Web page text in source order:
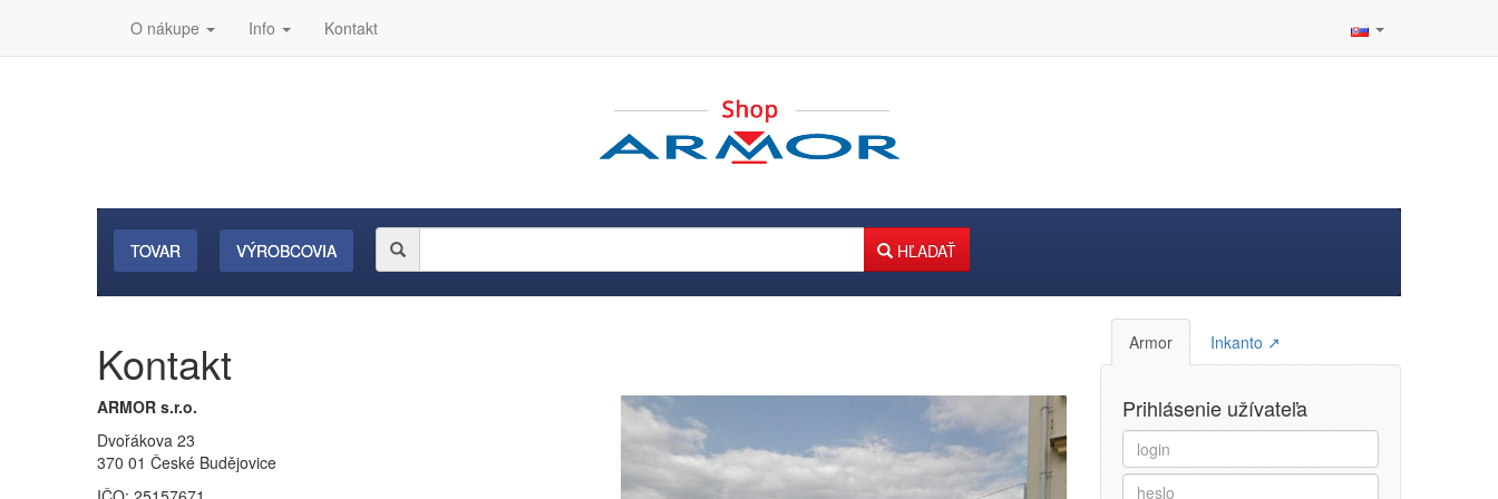
O nákupe Info Kontakt
TOVAR VÝROBCOVIA HĽADAŤ
Kontakt
ARMOR s.r.o.
Dvořákova 23
370 01 České Budějovice
Armor Inkanto ↗
Prihlásenie užívateľa